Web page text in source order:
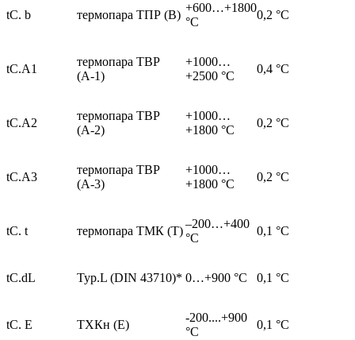
tC. b термопара ТПР (В)
+600…+1800
°C
0,2 °С
tC.A1
термопара ТВР
(А-1)
+1000…
+2500 °С
0,4 °С
tC.A2
термопара ТВР
(А-2)
+1000…
+1800 °C
0,2 °С
tC.A3
термопара ТВР
(А-3)
+1000…
+1800 °C
0,2 °С
tC. t термопара ТМК (Т)
–200…+400
°С
0,1 °С
tC.dL Typ.L (DIN 43710)* 0…+900 °С 0,1 °С
tC. E ТХКн (Е)
-200....+900
°С
0,1 °С